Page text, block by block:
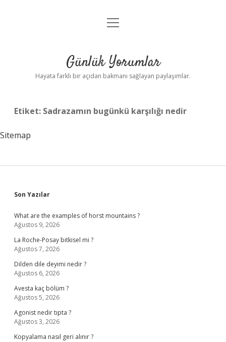
Anasayfa
Yasal Uyarı
menüyü
Günlük Yorumlar
Hayata farklı bir açıdan bakmanı sağlayan paylaşımlar.
Etiket: Sadrazamın bugünkü karşılığı nedir
Sitemap
Sidebar
Son Yazılar
What are the examples of horst mountains ?
Ağustos 9, 2026
La Roche-Posay bitkisel mi ?
Ağustos 7, 2026
Dilden dile deyimi nedir ?
Ağustos 6, 2026
Avesta kaç bölüm ?
Ağustos 5, 2026
Agonist nedir tıpta ?
Ağustos 3, 2026
Kopyalama nasıl geri alınır ?